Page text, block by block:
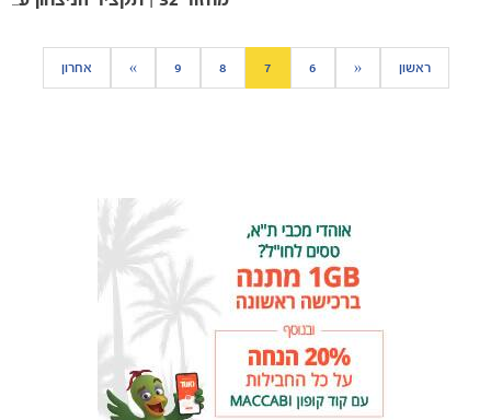
ראשון «
6
7
8
9
» אחרון